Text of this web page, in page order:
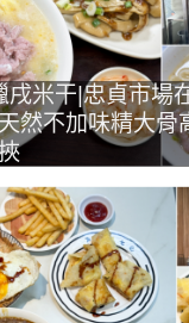
戌米干|忠貞市場
然不加味精大骨